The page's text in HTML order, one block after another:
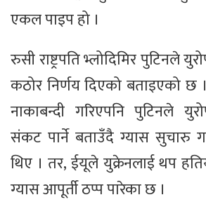
एकल पाइप हो ।
रुसी राष्ट्रपति भ्लोदिमिर पुटिनले
कठोर निर्णय दिएको बताइएको छ
नाकाबन्दी गरिएपनि पुटिनले
संकट पार्ने बताउँदै ग्यास सुचारु
थिए । तर, ईयूले युक्रेनलाई थप
ग्यास आपूर्ती ठप्प पारेका छ ।